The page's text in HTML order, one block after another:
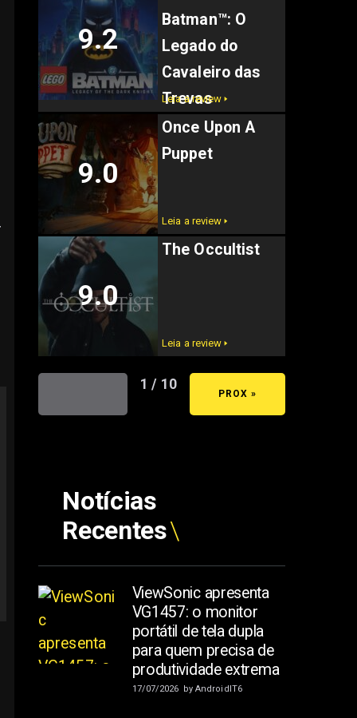
Batman™: O
Legado do
Cavaleiro das
Trevas
9.2
Leia a review 🢒
Once Upon A
Puppet
9.0
Leia a review 🢒
The Occultist
9.0
Leia a review 🢒
1 / 10
PROX »
Notícias
Recentes
ViewSonic apresenta
VG1457: o monitor
portátil de tela dupla
para quem precisa de
produtividade extrema
17/07/2026 by AndroidIT6